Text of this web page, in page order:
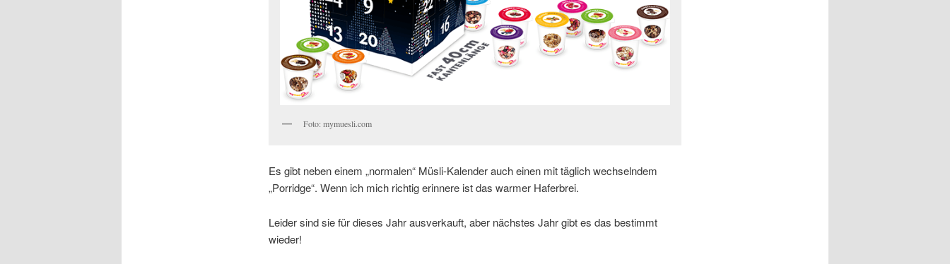
Foto: mymuesli.com
Es gibt neben einem „normalen“ Müsli-Kalender auch einen mit täglich wechselndem
„Porridge“. Wenn ich mich richtig erinnere ist das warmer Haferbrei.
Leider sind sie für dieses Jahr ausverkauft, aber nächstes Jahr gibt es das bestimmt
wieder!